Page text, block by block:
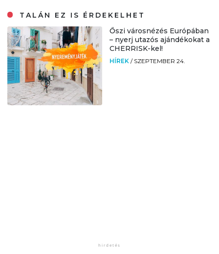
TALÁN EZ IS ÉRDEKELHET
Őszi városnézés Európában
– nyerj utazós ajándékokat a
CHERRISK-kel!
HÍREK / SZEPTEMBER 24.